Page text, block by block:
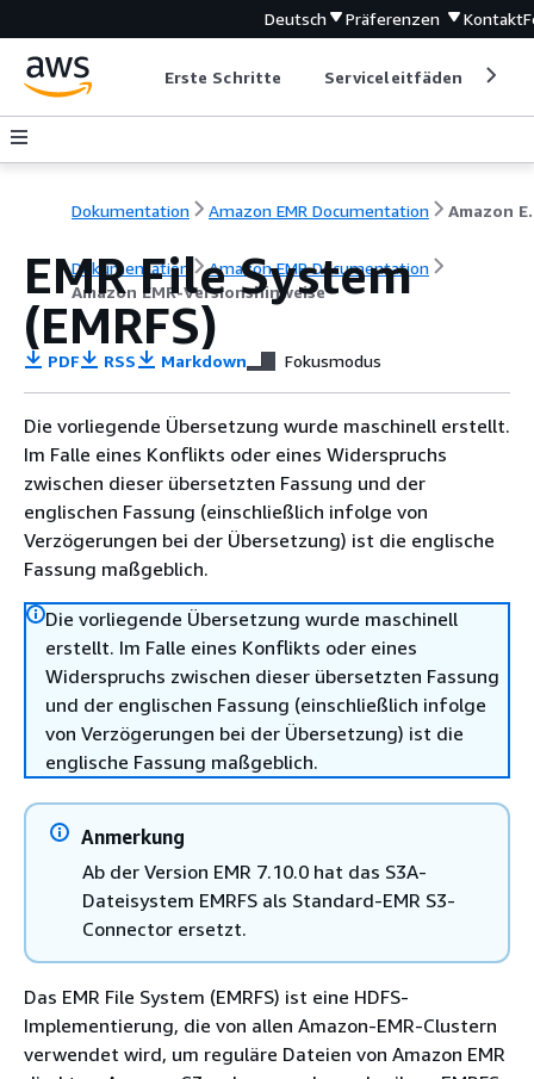
Deutsch Präferenzen Kontakt
Erste Schritte Serviceleitfäden
Dokumentation Amazon EMR Documentation
Dokumentation
Amazon EMR Documentation
Amazon EMR-Versionshinweise
EMR File System
(EMRFS)
PDF RSS Markdown Fokusmodus
Die vorliegende Übersetzung wurde maschinell erstellt.
Im Falle eines Konflikts oder eines Widerspruchs
zwischen dieser übersetzten Fassung und der
englischen Fassung (einschließlich infolge von
Verzögerungen bei der Übersetzung) ist die englische
Fassung maßgeblich.
Die vorliegende Übersetzung wurde maschinell
erstellt. Im Falle eines Konflikts oder eines
Widerspruchs zwischen dieser übersetzten Fassung
und der englischen Fassung (einschließlich infolge
von Verzögerungen bei der Übersetzung) ist die
englische Fassung maßgeblich.
Anmerkung
Ab der Version EMR 7.10.0 hat das S3A-
Dateisystem EMRFS als Standard-EMR S3-
Connector ersetzt.
Das EMR File System (EMRFS) ist eine HDFS-
Implementierung, die von allen Amazon-EMR-Clustern
verwendet wird, um reguläre Dateien von Amazon EMR